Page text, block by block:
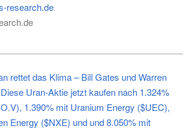
research.de
rettet das Klima – Bill Gates und Warren
Uran-Aktie jetzt kaufen nach 1.324%
1.390% mit Uranium Energy ($UEC),
Energy ($NXE) und und 8.050% mit